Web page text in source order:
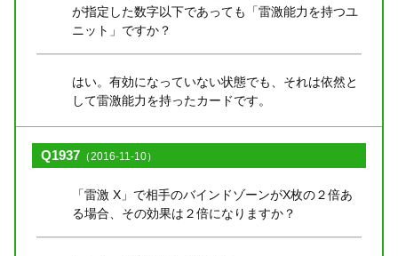
が指定した数字以下であっても「雷激能力を持つユ
ニット」ですか？
はい。有効になっていない状態でも、それは依然と
して雷激能力を持ったカードです。
Q1937 （2016-11-10）
「雷激 X」で相手のバインドゾーンがX枚の２倍あ
る場合、その効果は２倍になりますか？